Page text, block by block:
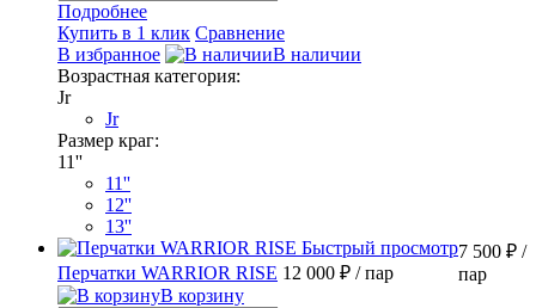
Подробнее
Купить в 1 клик Сравнение
В избранное
В наличии
Возрастная категория:
Jr
Jr
Размер краг:
11''
11''
12''
13''
Быстрый просмотр
Перчатки WARRIOR RISE 12 000 ₽ / пар
В корзину
7 500 ₽ /
пар